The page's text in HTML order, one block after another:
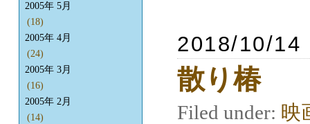
2018/10/14
散り椿
Filed under: 映
2005年 5月
(18)
2005年 4月
(24)
2005年 3月
(16)
2005年 2月
(14)